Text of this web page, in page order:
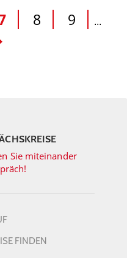
8 9 ...
Sie miteinander
FINDEN